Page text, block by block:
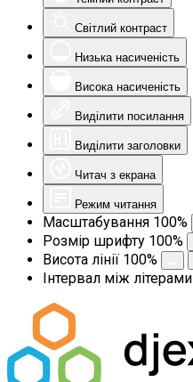
Світлий контраст
Низька насиченість
Висока насиченість
Виділити посилання
Виділити заголовки
Читач з екрана
Режим читання
Масштабування 100%
Розмір шрифту 100%
Висота лінії 100%
Інтервал між літерами